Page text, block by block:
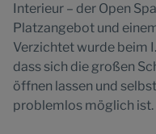
Interieur – der Open
Platzangebot und
Verzichtet wurde beim
dass sich die großen
öffnen lassen und
problemlos möglich ist.